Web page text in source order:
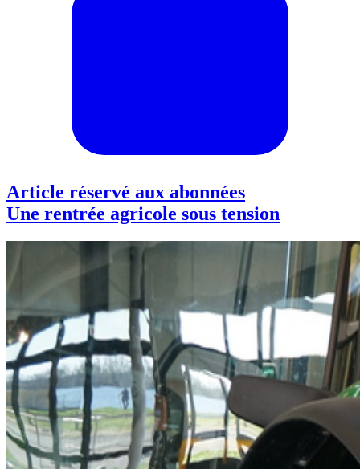
Article réservé aux abonnées
Une rentrée agricole sous tension